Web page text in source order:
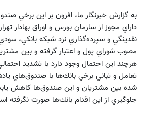
به گزارش خبرنگار ما، افزون بر اين برخي
داراي مجوز از سازمان بورس و اوراق بهادار
نقدينگي و سپرده‌گذاري نزد شبكه بانكي، سودي
مصوب شوراي پول و اعتبار گرفته و بين
هرچند اين احتمال وجود دارد با تشديد
تعامل و تباني برخي بانك‌ها با صندوق‌هاي
شده بين مشتريان و اين صندوق‌ها كاهش يابد
جلوگيري از اين اقدام بانك‌ها صورت نگرفته